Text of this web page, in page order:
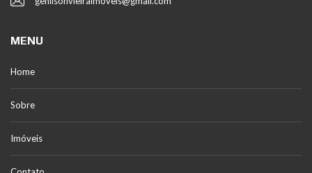
MENU
Home
Sobre
Imóveis